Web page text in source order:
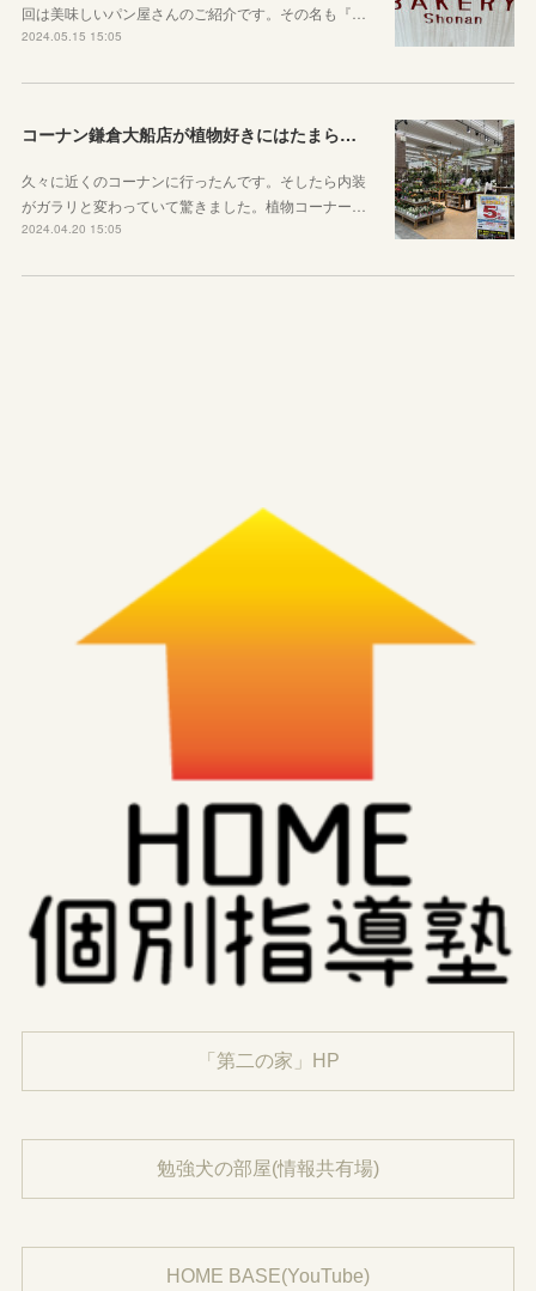
回は美味しいパン屋さんのご紹介です。その名も『…
2024.05.15 15:05
コーナン鎌倉大船店が植物好きにはたまらない進化をしていた件
久々に近くのコーナンに行ったんです。そしたら内装
がガラリと変わっていて驚きました。植物コーナー…
2024.04.20 15:05
「第二の家」HP
勉強犬の部屋(情報共有場)
HOME BASE(YouTube)